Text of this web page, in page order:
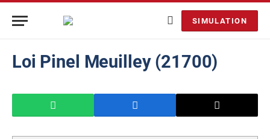
SIMULATION
Loi Pinel Meuilley (21700)